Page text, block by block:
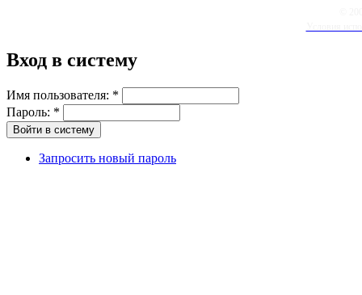
Вход в систему
Имя пользователя: *
Пароль: *
Запросить новый пароль